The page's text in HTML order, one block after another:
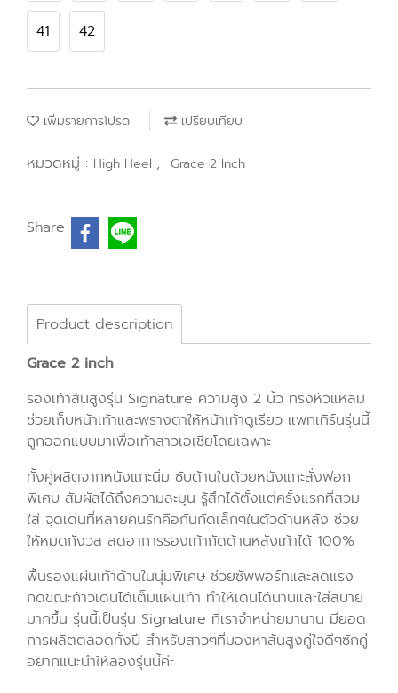
41 42
เพิ่มรายการโปรด เปรียบเทียบ
หมวดหมู่ : High Heel , Grace 2 Inch
Share
Product description
Grace 2 inch
รองเท้าส้นสูงรุ่น Signature ความสูง 2 นิ้ว ทรงหัวแหลม
ช่วยเก็บหน้าเท้าและพรางตาให้หน้าเท้าดูเรียว แพทเทิร์นรุ่นนี้
ถูกออกแบบมาเพื่อเท้าสาวเอเชียโดยเฉพาะ
ทั้งคู่ผลิตจากหนังแกะนิ่ม ซับด้านในด้วยหนังแกะสั่งฟอก
พิเศษ สัมผัสได้ถึงความละมุน รู้สึกได้ตั้งแต่ครั้งแรกที่สวม
ใส่ จุดเด่นที่หลายคนรักคือกันกัดเล็กๆในตัวด้านหลัง ช่วย
ให้หมดกังวล ลดอาการรองเท้ากัดด้านหลังเท้าได้ 100%
พื้นรองแผ่นเท้าด้านในนุ่มพิเศษ ช่วยซัพพอร์ทและลดแรง
กดขณะก้าวเดินได้เต็มแผ่นเท้า ทำให้เดินได้นานและใส่สบาย
มากขึ้น รุ่นนี้เป็นรุ่น Signature ที่เราจำหน่ายมานาน มียอด
การผลิตตลอดทั้งปี สำหรับสาวๆที่มองหาส้นสูงคู่ใจดีๆซักคู่
อยากแนะนำให้ลองรุ่นนี้ค่ะ